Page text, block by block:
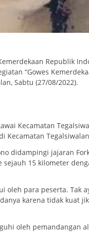
Republik
“Gowes
Sabtu (27/08/2022).
Kecamatan
Kecamatan
didampingi jajaran
15 kilometer
oleh para peserta. Tak
karena tidak kuat
oleh pemandangan